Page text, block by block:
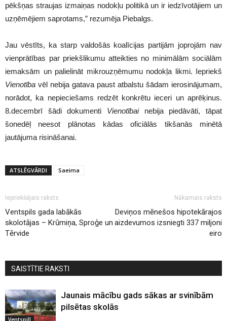
pēkšņas straujas izmaiņas nodokļu politikā un ir iedzīvotājiem un
uzņēmējiem saprotams,” rezumēja Piebalgs.
Jau vēstīts, ka starp valdošās koalīcijas partijām joprojām nav
vienprātības par priekšlikumu atteikties no minimālām sociālām
iemaksām un palielināt mikrouzņēmumu nodokļa likmi. Iepriekš
Vienotība vēl nebija gatava paust atbalstu šādam ierosinājumam,
norādot, ka nepieciešams redzēt konkrētu ieceri un aprēķinus.
8.decembrī šādi dokumenti Vienotībainebija piedāvāti, tāpat
šonedēļ neesot plānotas kādas oficiālās tikšanās minētā
jautājuma risināšanai.
ATSLĒGVĀRDI Saeima
Iepriekšējais raksts
Ventspils gada labākās
skolotājas – Krūmiņa, Sproģe un
Tērvide
Nākamais raksts
Deviņos mēnešos hipotekārajos
aizdevumos izsniegti 337 miljoni
eiro
SAISTĪTIE RAKSTI
Jaunais mācību gads sākas ar svinībām
pilsētas skolās